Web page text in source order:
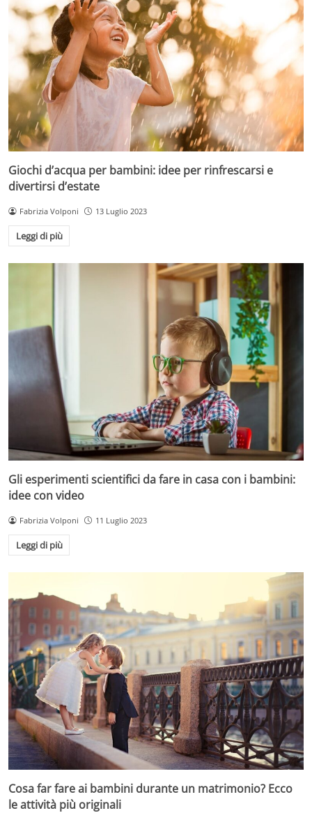
Giochi d’acqua per bambini: idee per rinfrescarsi e
divertirsi d’estate
Fabrizia Volponi 13 Luglio 2023
Leggi di più
Gli esperimenti scientifici da fare in casa con i bambini:
idee con video
Fabrizia Volponi 11 Luglio 2023
Leggi di più
Cosa far fare ai bambini durante un matrimonio? Ecco
le attività più originali